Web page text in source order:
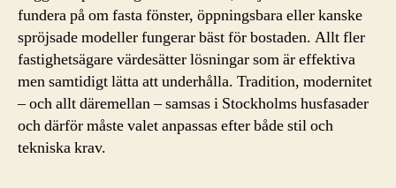
fundera på om fasta fönster, öppningsbara eller kanske
spröjsade modeller fungerar bäst för bostaden. Allt fler
fastighetsägare värdesätter lösningar som är effektiva
men samtidigt lätta att underhålla. Tradition, modernitet
– och allt däremellan – samsas i Stockholms husfasader
och därför måste valet anpassas efter både stil och
tekniska krav.